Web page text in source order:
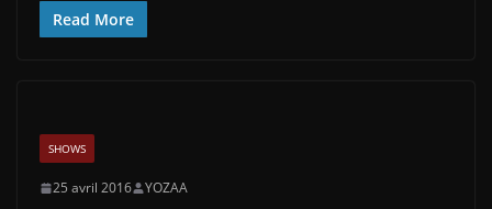
Read More
SHOWS
25 avril 2016 YOZAA